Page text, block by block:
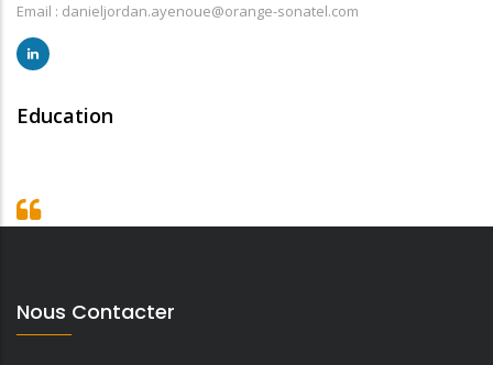
Email : danieljordan.ayenoue@orange-sonatel.com
Education
Nous Contacter